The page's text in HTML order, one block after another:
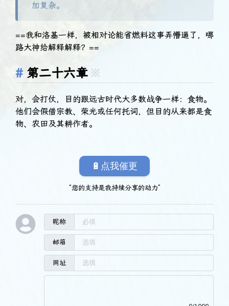
加复杂。
==我和洛基一样，被相对论能省燃料这事弄懵逼了，哪
路大神给解释解释？==
第二十六章
对，会打仗，目的跟远古时代大多数战争一样：食物。
他们会假借宗教、荣光或任何托词，但目的从来都是食
物、农田及其耕作者。
🔋点我催更
“您的支持是我持续分享的动力”
昵称
邮箱
网址